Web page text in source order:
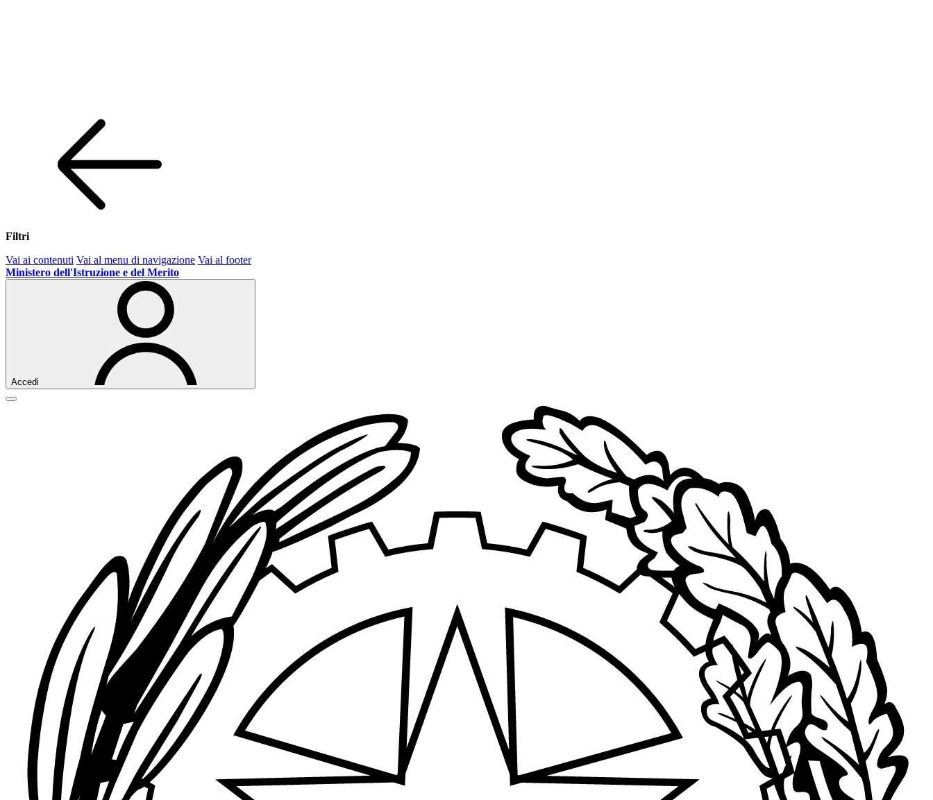
Filtri
Vai ai contenuti Vai al menu di navigazione Vai al footer
Ministero dell'Istruzione e del Merito
Accedi